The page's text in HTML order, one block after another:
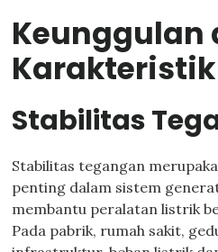
Keunggulan
Karakteristik
Stabilitas
Stabilitas tegangan
penting dalam sistem
membantu peralatan listrik
Pada pabrik, rumah sakit,